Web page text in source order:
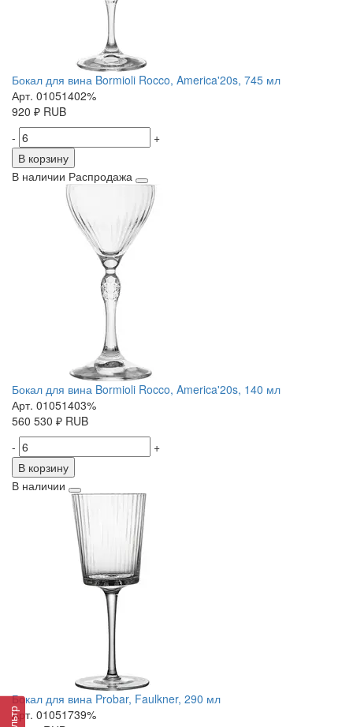
Бокал для вина Bormioli Rocco, America'20s, 745 мл
Арт. 01051402%
920 ₽ RUB
-
+
В корзину
В наличии Распродажа
Бокал для вина Bormioli Rocco, America'20s, 140 мл
Арт. 01051403%
560 530 ₽ RUB
-
+
В корзину
В наличии
Бокал для вина Probar, Faulkner, 290 мл
Арт. 01051739%